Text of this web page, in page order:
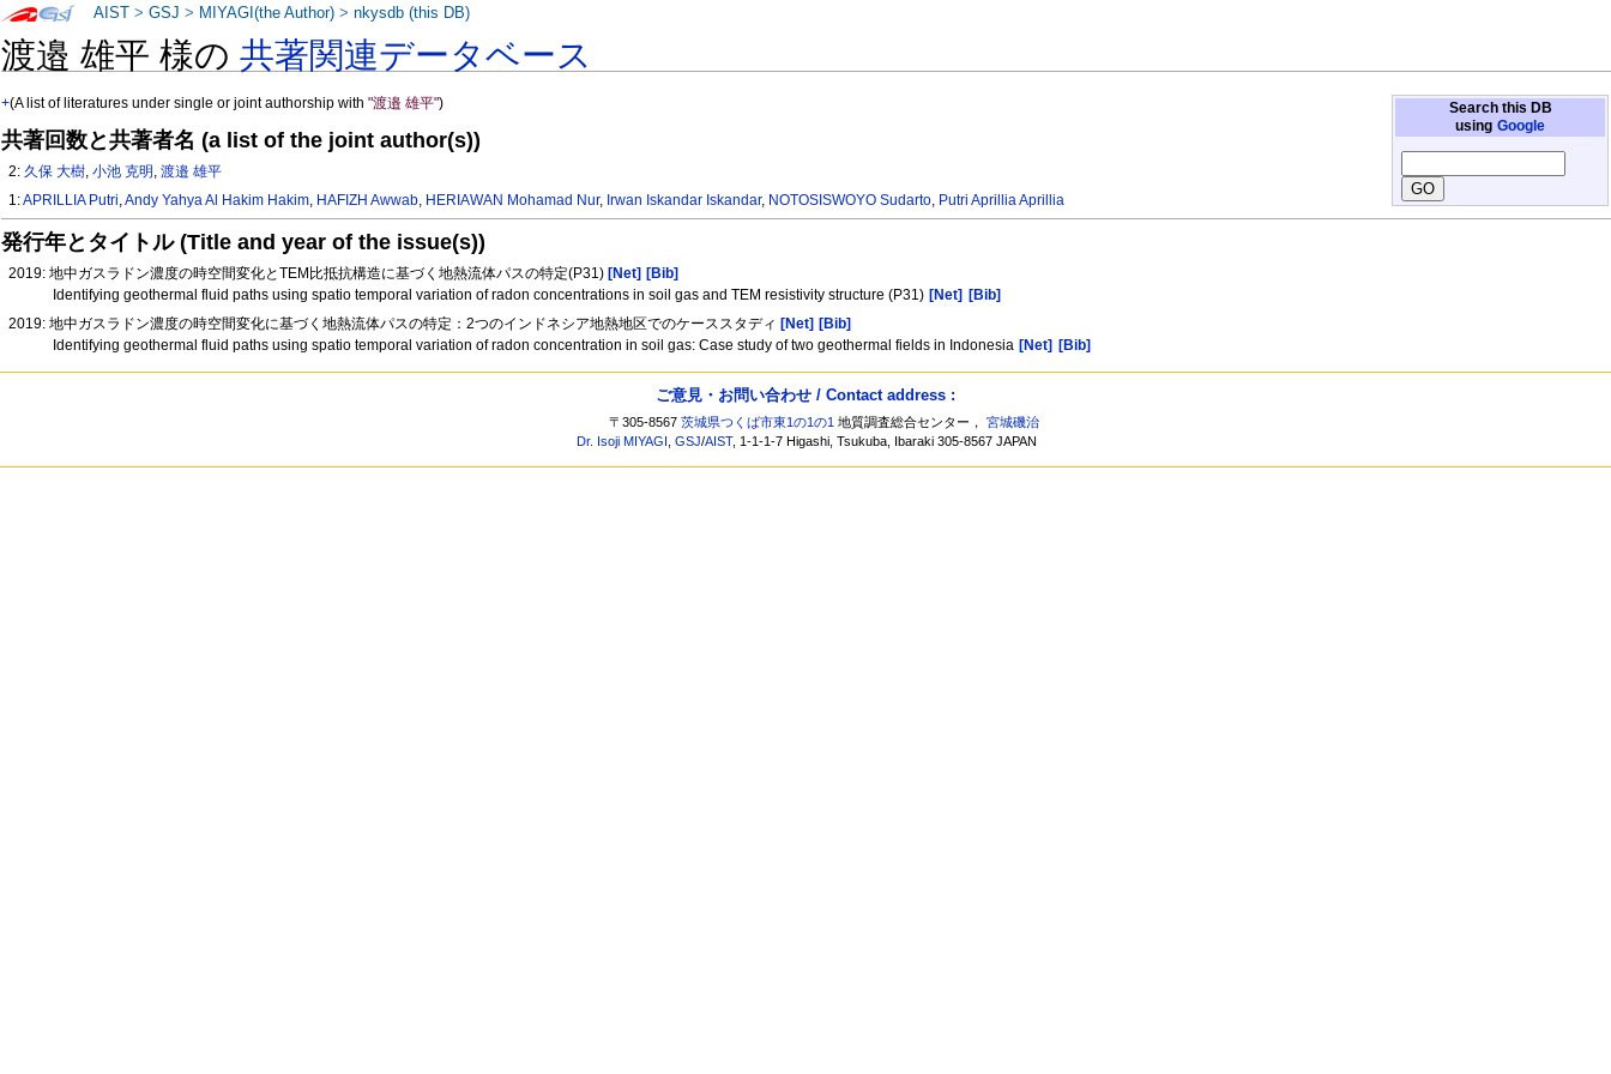
渡邉 雄平 様の共著関連データベース
Search this DB
using Google
+(A list of literatures under single or joint authorship with"渡邉 雄平")
共著回数と共著者名 (a list of the joint author(s))
2: 久保 大樹,小池 克明 ,渡邉 雄平
1:APRILLIA Putri,Andy Yahya Al Hakim Hakim, HAFIZH Awwab, HERIAWAN Mohamad Nur, Irwan Iskandar Iskandar, NOTOSISWOYO Sudarto, Putri Aprillia Aprillia
発行年とタイトル (Title and year of the issue(s))
2019: 地中ガスラドン濃度の時空間変化とTEM比抵抗構造に基づく地熱流体パスの特定(P31) [Net] [Bib]
Identifying geothermal fluid paths using spatio temporal variation of radon concentrations in soil gas and TEM resistivity structure (P31) [Net]
[Bib]
2019: 地中ガスラドン濃度の時空間変化に基づく地熱流体パスの特定：2つのインドネシア地熱地区でのケーススタディ [Net] [Bib]
Identifying geothermal fluid paths using spatio temporal variation of radon concentration in soil gas: Case study of two geothermal fields in Indonesia [Net] [Bib]
AIST >GSJ > MIYAGI(the Author) >nkysdb (this DB)
ご意見・お問い合わせ / Contact address :
〒305-8567茨城県つくば市東1の1の1 地質調査総合センター，宮城磯治
Dr. Isoji MIYAGI ,GSJ/AIST, 1-1-1-7 Higashi, Tsukuba, Ibaraki 305-8567 JAPAN